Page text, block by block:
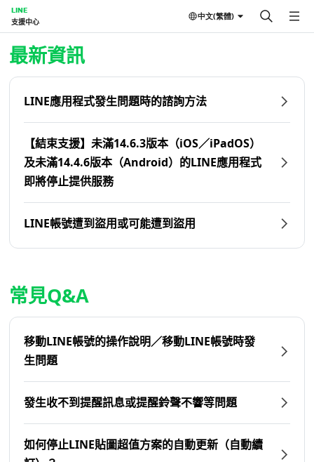
LINE
支援中心
中文(繁體)
首頁 | LINE支援中心
最新資訊
LINE應用程式發生問題時的諮詢方法
【結束支援】未滿14.6.3版本（iOS／iPadOS）
及未滿14.4.6版本（Android）的LINE應用程式
即將停止提供服務
LINE帳號遭到盜用或可能遭到盜用
常見Q&A
移動LINE帳號的操作說明／移動LINE帳號時發
生問題
發生收不到提醒訊息或提醒鈴聲不響等問題
如何停止LINE貼圖超值方案的自動更新（自動續